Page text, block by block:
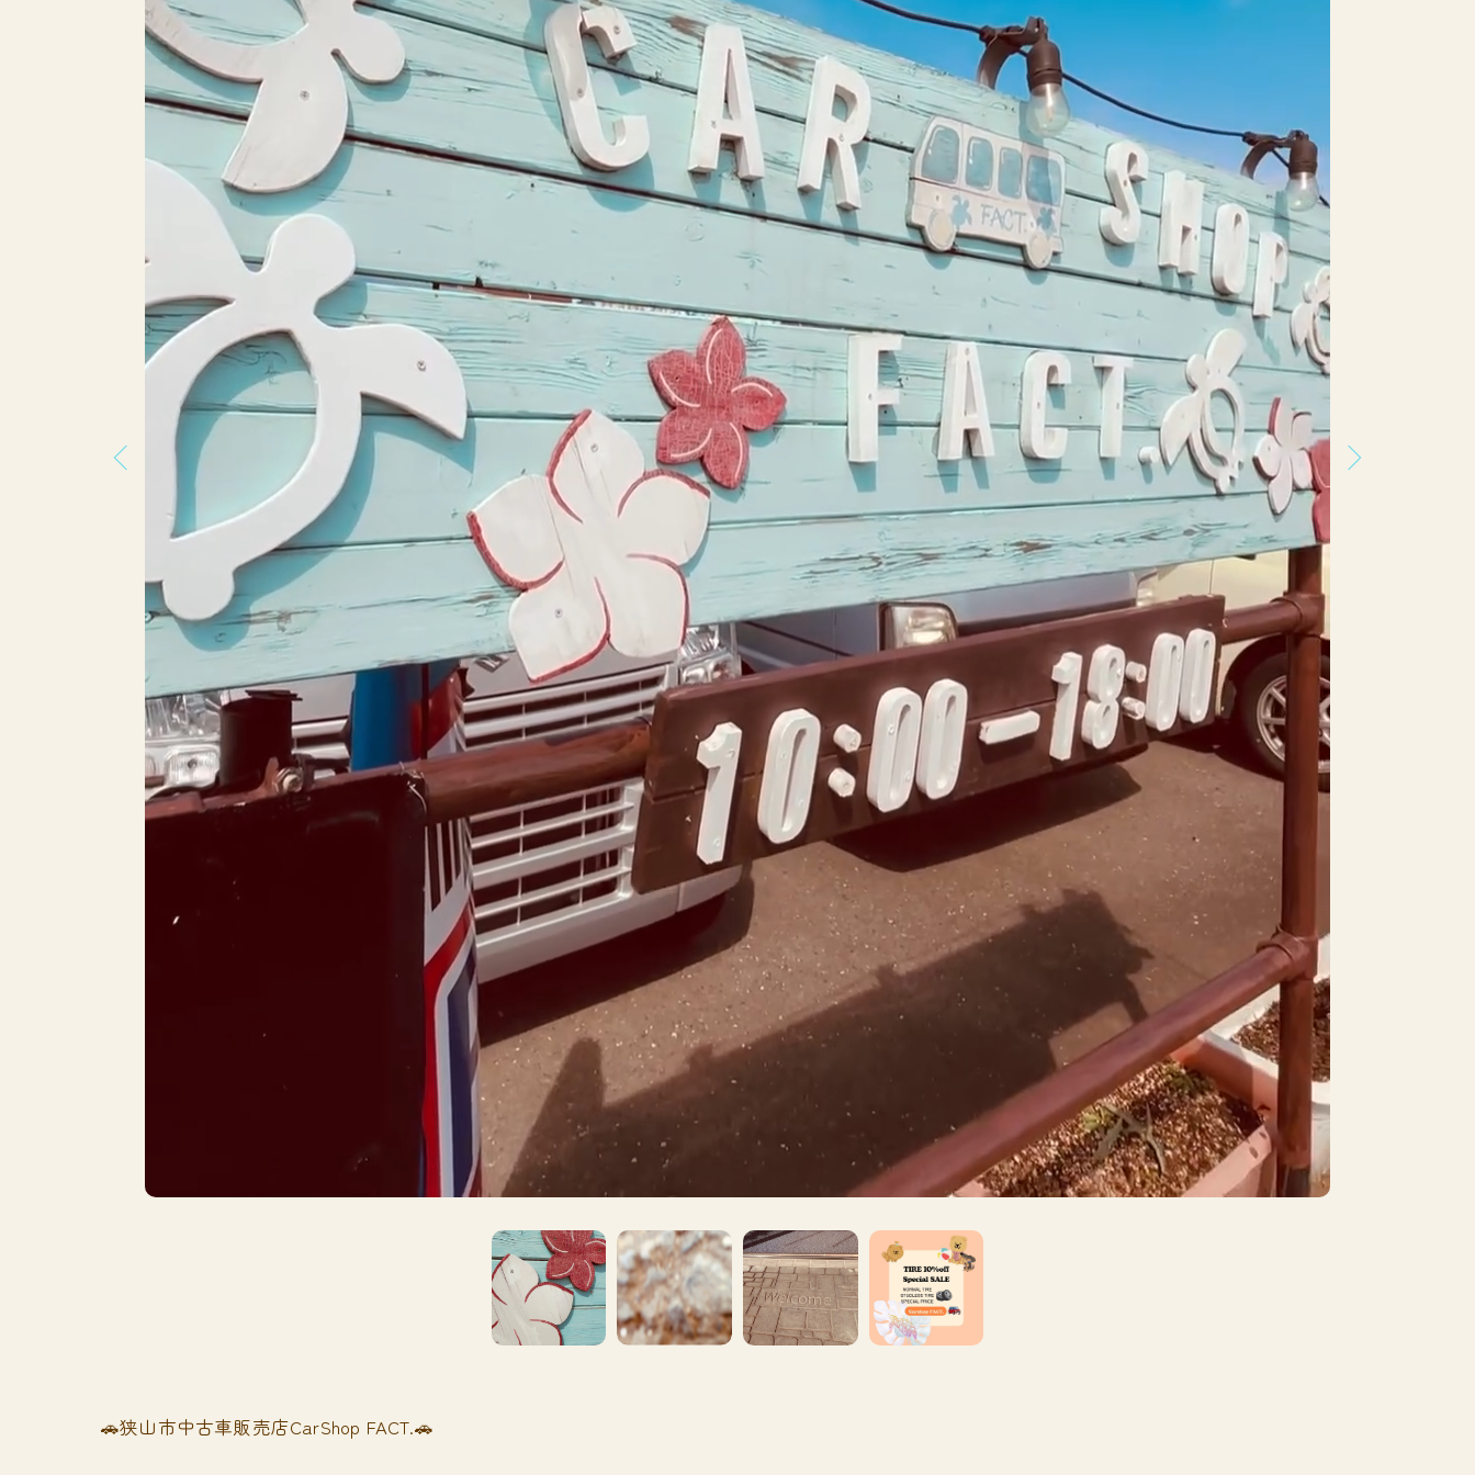
🚗狭山市中古車販売店CarShop FACT.🚗